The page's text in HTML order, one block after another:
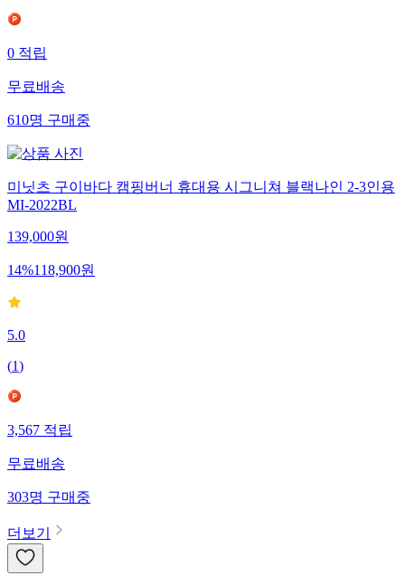
0적립
무료배송
610명구매중
미닛츠 구이바다 캠핑버너 휴대용 시그니쳐 블랙나인 2-3인용
MI-2022BL
139,000원
14%118,900원
5.0
(1)
3,567적립
무료배송
303명구매중
더보기